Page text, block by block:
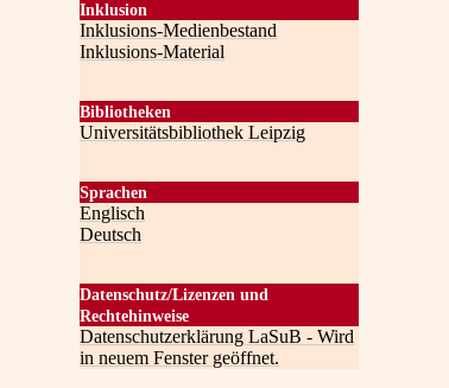
Inklusion
Inklusions-Medienbestand
Inklusions-Material
Bibliotheken
Universitätsbibliothek Leipzig
Sprachen
Englisch
Deutsch
Datenschutz/Lizenzen und
Rechtehinweise
Datenschutzerklärung LaSuB - Wird
in neuem Fenster geöffnet.